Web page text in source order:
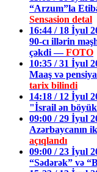
“Arzum”la
Sensasion detal
16:44 / 18 İyul
90-cı illərin
çəkdi —FOTO
10:35 / 31 İyul
Maaş və
tarix bilindi
14:18 / 12 İyul
"İsrail ən
09:00 / 29 İyul
Azərbaycanın
açıqlandı
09:00 / 23 İyul
“Sədərək” və